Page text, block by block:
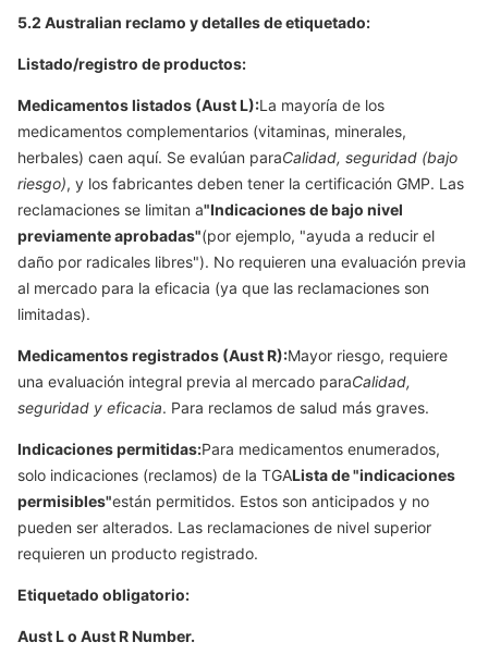
5.2 Australian reclamo y detalles de etiquetado:
Listado/registro de productos:
Medicamentos listados (Aust L):La mayoría de los
medicamentos complementarios (vitaminas, minerales,
herbales) caen aquí. Se evalúan paraCalidad, seguridad (bajo
riesgo), y los fabricantes deben tener la certificación GMP. Las
reclamaciones se limitan a"Indicaciones de bajo nivel
previamente aprobadas"(por ejemplo, "ayuda a reducir el
daño por radicales libres"). No requieren una evaluación previa
al mercado para la eficacia (ya que las reclamaciones son
limitadas).
Medicamentos registrados (Aust R):Mayor riesgo, requiere
una evaluación integral previa al mercado paraCalidad,
seguridad y eficacia. Para reclamos de salud más graves.
Indicaciones permitidas:Para medicamentos enumerados,
solo indicaciones (reclamos) de la TGALista de "indicaciones
permisibles"están permitidos. Estos son anticipados y no
pueden ser alterados. Las reclamaciones de nivel superior
requieren un producto registrado.
Etiquetado obligatorio:
Aust L o Aust R Number.